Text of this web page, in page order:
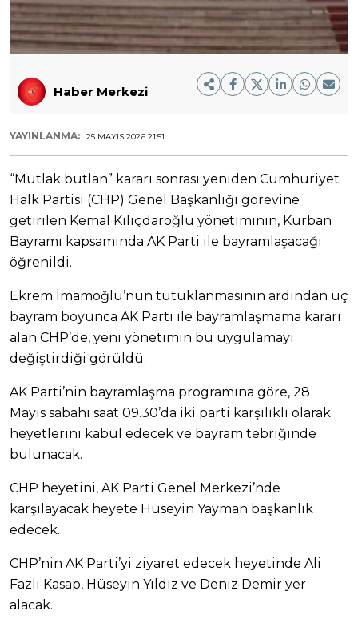
Haber Merkezi
YAYINLANMA: 25 MAYIS 2026 21:51
“Mutlak butlan” kararı sonrası yeniden Cumhuriyet
Halk Partisi (CHP) Genel Başkanlığı görevine
getirilen Kemal Kılıçdaroğlu yönetiminin, Kurban
Bayramı kapsamında AK Parti ile bayramlaşacağı
öğrenildi.
Ekrem İmamoğlu’nun tutuklanmasının ardından üç
bayram boyunca AK Parti ile bayramlaşmama kararı
alan CHP’de, yeni yönetimin bu uygulamayı
değiştirdiği görüldü.
AK Parti’nin bayramlaşma programına göre, 28
Mayıs sabahı saat 09.30’da iki parti karşılıklı olarak
heyetlerini kabul edecek ve bayram tebriğinde
bulunacak.
CHP heyetini, AK Parti Genel Merkezi’nde
karşılayacak heyete Hüseyin Yayman başkanlık
edecek.
CHP’nin AK Parti’yi ziyaret edecek heyetinde Ali
Fazlı Kasap, Hüseyin Yıldız ve Deniz Demir yer
alacak.